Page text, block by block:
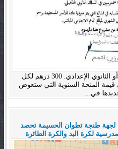
200 درهم لكل طفل في الابتدائي أو الثانوي الإعدادي. 300 درهم لكل
المنحة السنوية التي ستعوض
في...
لجهة طنجة تطوان الحسيمة تحصد
لكرة اليد والكرة الطائرة